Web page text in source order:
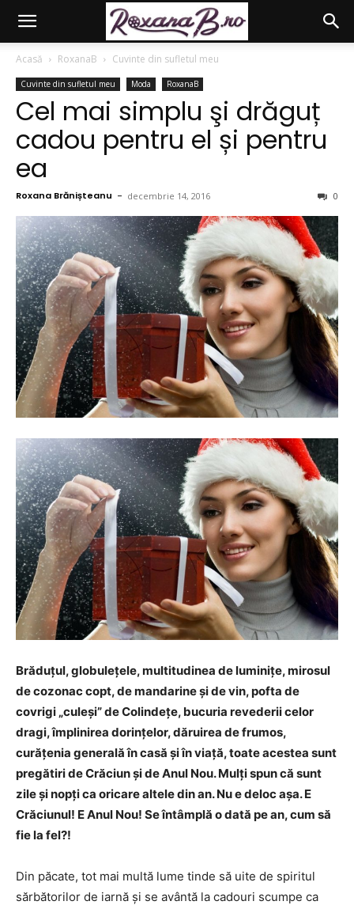
Acasă RoxanaB Cuvinte din sufletul meu
Cuvinte din sufletul meu Moda RoxanaB
Cel mai simplu şi drăguț
cadou pentru el și pentru
ea
Roxana Brănișteanu - decembrie 14, 2016 0
Brăduţul, globuleţele, multitudinea de luminiţe, mirosul
de cozonac copt, de mandarine şi de vin, pofta de
covrigi „culeşi” de Colindeţe, bucuria revederii celor
dragi, împlinirea dorinţelor, dăruirea de frumos,
curăţenia generală în casă şi în viaţă, toate acestea sunt
pregătiri de Crăciun şi de Anul Nou. Mulţi spun că sunt
zile şi nopţi ca oricare altele din an. Nu e deloc aşa. E
Crăciunul! E Anul Nou! Se întâmplă o dată pe an, cum să
fie la fel?!
Din păcate, tot mai multă lume tinde să uite de spiritul
sărbătorilor de iarnă şi se avântă la cadouri scumpe ca